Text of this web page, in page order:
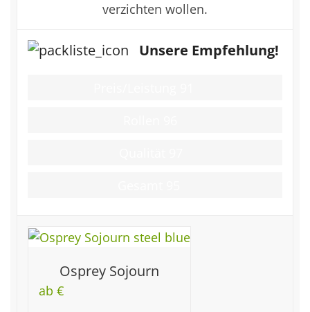
verzichten wollen.
Unsere Empfehlung!
Osprey Sojourn
ab €